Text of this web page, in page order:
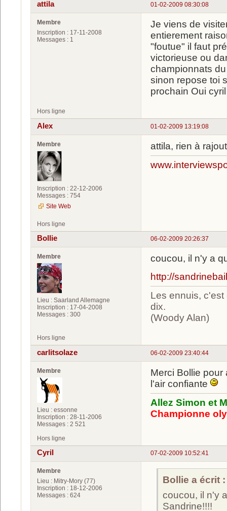
01-02-2009 08:30:08
attila
Membre
Inscription : 17-11-2008
Messages : 1
Je viens de
entierement
"foutue" il faut
victorieuse ou
championnats
sinon repose toi
prochain Oui
Hors ligne
01-02-2009 13:19:08
Alex
Membre
Inscription : 22-12-2006
Messages : 754
Site Web
attila, rien à
Hors ligne
06-02-2009 20:26:37
Bollie
Membre
Lieu : Saarland Allemagne
Inscription : 17-04-2008
Messages : 300
coucou, il n'y a
http://
Les ennuis, c'est
dix.
(Woody Alan)
Hors ligne
06-02-2009 23:40:44
carlitsolaze
Membre
Lieu : essonne
Inscription : 28-11-2006
Messages : 2 521
Merci Bollie pour
l'air confiante
Allez Simon et
Championne
Hors ligne
07-02-2009 10:52:41
Cyril
Membre
Lieu : Mitry-Mory (77)
Inscription : 18-12-2006
Messages : 624
Bollie a écrit :
coucou, il n'y
Sandrine!!!!